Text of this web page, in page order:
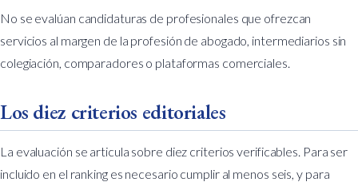
No se evalúan candidaturas de profesionales que ofrezcan
servicios al margen de la profesión de abogado, intermediarios sin
colegiación, comparadores o plataformas comerciales.
Los diez criterios editoriales
La evaluación se articula sobre diez criterios verificables. Para ser
incluido en el ranking es necesario cumplir al menos seis, y para